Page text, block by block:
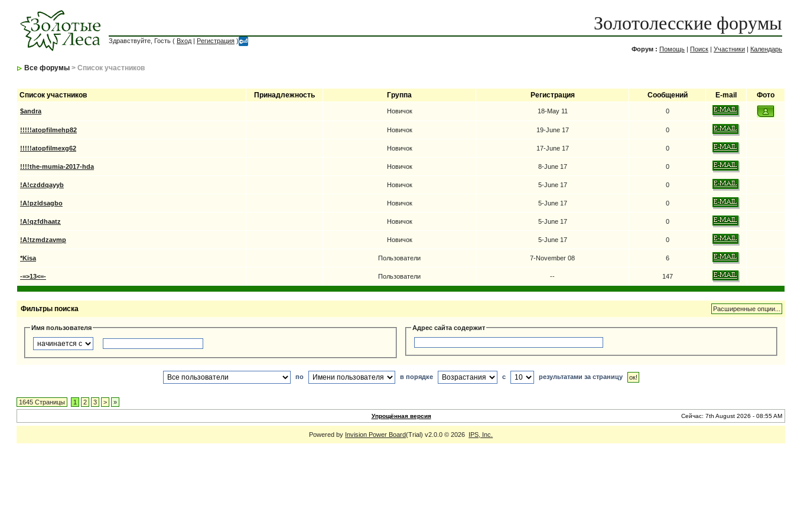
Золотолесские форумы
Здравствуйте, Гость ( Вход | Регистрация )
Форум : Помощь | Поиск | Участники | Календарь
Все форумы > Список участников
Список участников Принадлежность Группа Регистрация Сообщений E-mail Фото
$andra Новичок 18-May 11 0
!!!!!atopfilmehp82 Новичок 19-June 17 0
!!!!!atopfilmexg62 Новичок 17-June 17 0
!!!!the-mumia-2017-hda Новичок 8-June 17 0
!A!czddqayyb Новичок 5-June 17 0
!A!pzldsagbo Новичок 5-June 17 0
!A!qzfdhaatz Новичок 5-June 17 0
!A!tzmdzavmp Новичок 5-June 17 0
*Kisa Пользователи 7-November 08 6
-=>13<=- Пользователи -- 147
Фильтры поиска
Имя пользователя Адрес сайта содержит
по в порядке с результатами за страницу
1645 Страницы 1 2 3 > »
Упрощённая версия Сейчас: 7th August 2026 - 08:55 AM
Powered by Invision Power Board(Trial) v2.0.0 © 2026 IPS, Inc.